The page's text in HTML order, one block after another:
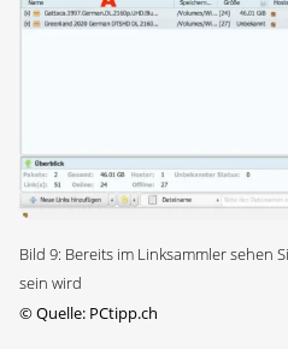
Bild 9: Bereits im Linksammler sehen
sein wird
©Quelle: PCtipp.ch